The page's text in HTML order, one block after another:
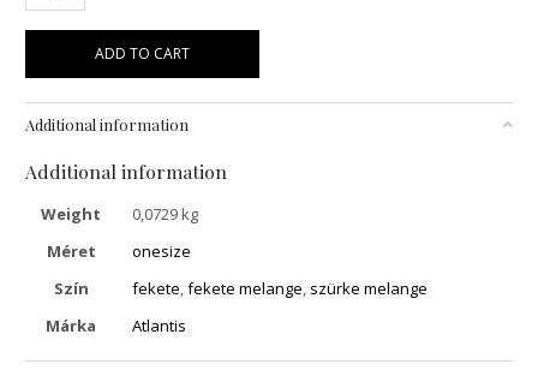
ADD TO CART
Additional information
Additional information
Weight
0,0729 kg
Méret
onesize
Szín
fekete ,fekete melange szürke melange
Márka
Atlantis